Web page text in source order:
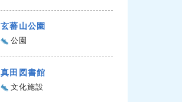
玄蕃山公園
公園
真田図書館
文化施設